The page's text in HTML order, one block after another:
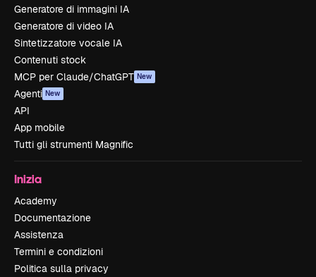
Generatore di immagini IA
Generatore di video IA
Sintetizzatore vocale IA
Contenuti stock
MCP per Claude/ChatGPT New
Agenti New
API
App mobile
Tutti gli strumenti Magnific
Inizia
Academy
Documentazione
Assistenza
Termini e condizioni
Politica sulla privacy